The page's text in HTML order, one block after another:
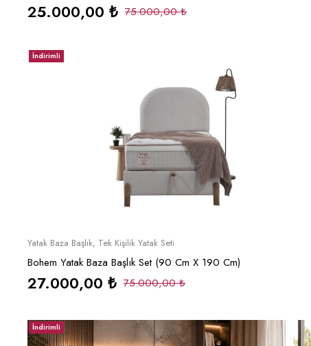
75.000,00₺
25.000,00 ₺
İndirimli
Sepete Ekle
Yatak Baza Başlık, Tek Kişilik Yatak Seti
Bohem Yatak Baza Başlık Set (90 Cm X 190 Cm)
75.000,00₺
27.000,00 ₺
İndirimli